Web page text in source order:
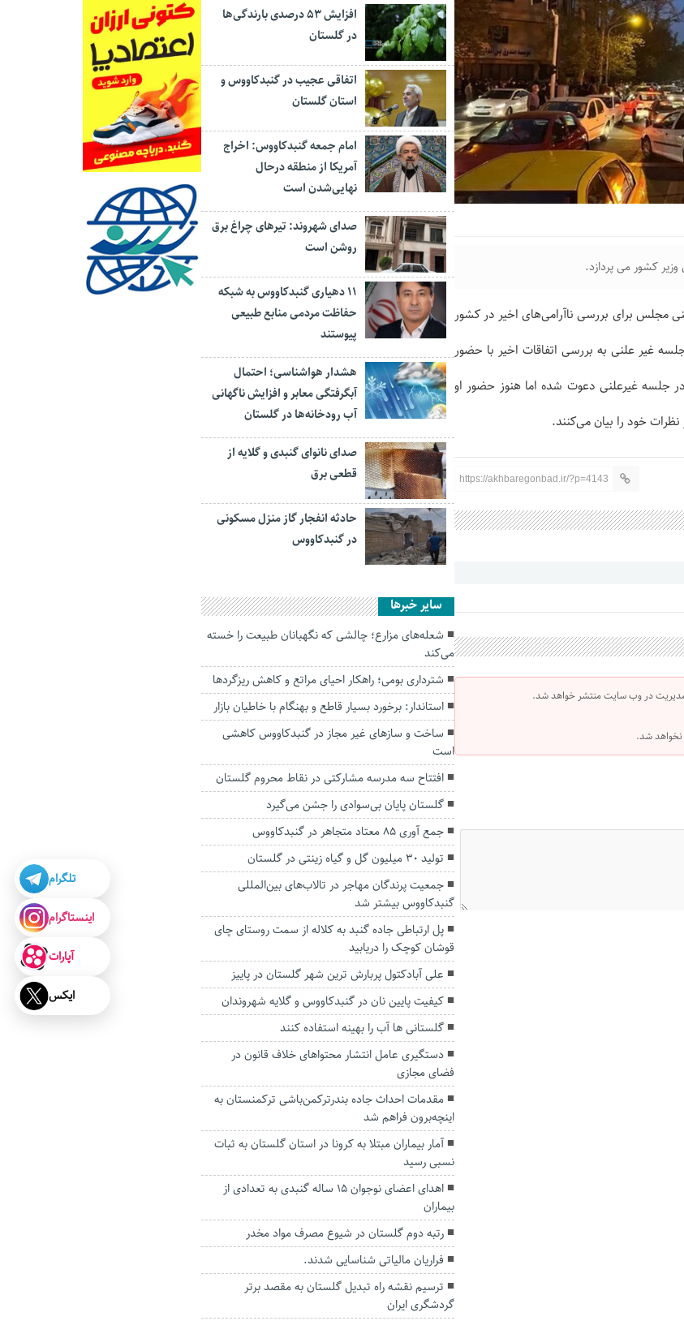
کشور می پردازد.
مجلس برای بررسی ناآرامی‌های اخیر در کشور
غیر علنی به بررسی اتفاقات اخیر با حضور
در جلسه غیرعلنی دعوت شده اما هنوز حضور او
خود را بیان می‌کنند.
https://akhbaregonbad.ir/?p=4143
در وب سایت منتشر خواهد شد.
نخواهد شد.
افزایش ۵۳ درصدی بارندگی‌ها
در گلستان
اتفاقی عجیب در‌ گنبدکاووس و
استان گلستان
امام جمعه گنبدکاووس: اخراج
آمریکا از منطقه درحال
نهایی‌شدن است
صدای شهروند: تیرهای چراغ برق
روشن است
۱۱ دهیاری گنبدکاووس به شبکه
حفاظت مردمی منابع طبیعی
پیوستند
هشدار هواشناسی؛ احتمال
آبگرفتگی معابر و افزایش ناگهانی
آب رودخانه‌ها در گلستان
صدای نانوای گنبدی و گلایه از
قطعی برق
حادثه انفجار گاز منزل مسکونی
در گنبدکاووس
سایر خبرها
شعله‌های مزارع؛ چالشی که نگهبانان طبیعت را خسته
می‌کند
شترداری بومی؛ راهکار احیای مراتع و کاهش ریزگردها
استاندار: برخورد بسیار قاطع و بهنگام با خاطیان بازار
ساخت و سازهای غیر مجاز در گنبدکاووس کاهشی
است
افتتاح سه مدرسه مشارکتی در نقاط محروم گلستان
گلستان پایان بی‌سوادی را جشن می‌گیرد
جمع آوری ۸۵ معتاد متجاهر در گنبدکاووس
تولید ۳۰ میلیون گل و گیاه زینتی در گلستان
جمعیت پرندگان مهاجر در تالاب‌های بین‌المللی
گنبدکاووس بیشتر شد
پل ارتباطی جاده گنبد به کلاله از سمت روستای چای
قوشان کوچک را دریابید
علی آبادکتول پربارش ترین شهر گلستان در پاییز
کیفیت پایین نان در گنبدکاووس و گلایه شهروندان
گلستانی ها آب را بهینه استفاده کنند
دستگیری عامل انتشار محتواهای خلاف قانون در
فضای مجازی
مقدمات احداث جاده بندرترکمن‌باشی ترکمنستان به
اینچه‌برون فراهم شد
آمار بیماران مبتلا به کرونا در استان گلستان به ثبات
نسبی رسید
اهدای اعضای نوجوان ۱۵ ساله گنبدی به تعدادی از
بیماران
رتبه دوم گلستان در شیوع مصرف مواد مخدر
فراریان مالیاتی شناسایی شدند.
ترسیم نقشه راه تبدیل گلستان به مقصد برتر
گردشگری ایران
تلگرام
اینستاگرام
آپارات
ایکس